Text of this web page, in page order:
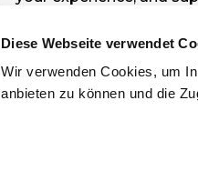
Diese Webseite verwendet
Wir verwenden Cookies, um
anbieten zu können und die